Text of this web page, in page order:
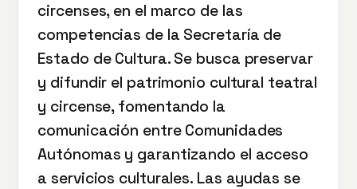
circenses, en el marco de las
competencias de la Secretaría de
Estado de Cultura. Se busca preservar
y difundir el patrimonio cultural teatral
y circense, fomentando la
comunicación entre Comunidades
Autónomas y garantizando el acceso
a servicios culturales. Las ayudas se